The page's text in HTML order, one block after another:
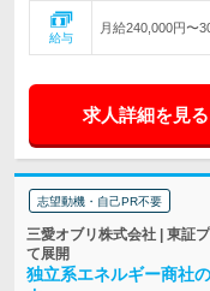
給与
月給240,000円〜
求人詳細を見る
志望動機・自己PR不要
三愛オブリ株式会社 | 東証
て展開
独立系エネルギー商社